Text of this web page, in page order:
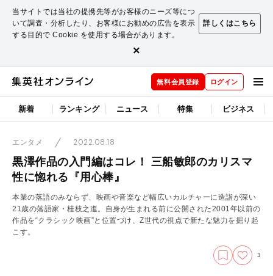
当サイトでは当社の提携先等がお客様のニーズ等につ
いて調査・分析したり、お客様にお勧めの広告を表示
する目的で Cookie を使用する場合があります。
詳しくはこちら
×
無料会員登録 ログイン
新着 ランキング ニュース 特集 ビジネス
エンタメ 2022.08.18
黒澤作品の入門編はコレ！ 三船敏郎のカリスマ
性に惚れる『用心棒』
本業の落語のみならず、映画や音楽など幅広いカルチャーに造詣が深い
21歳の落語家・桂枝之進。自身が生まれる前に公開された2001年以前の
作品を“クラシック映画”と位置づけ、Z世代の視点で新たな魅力を掘り起
こす。
3